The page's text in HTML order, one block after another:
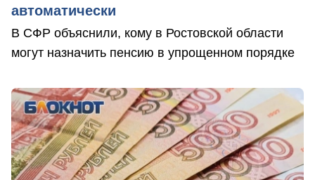
автоматически
В СФР объяснили, кому в Ростовской области
могут назначить пенсию в упрощенном порядке